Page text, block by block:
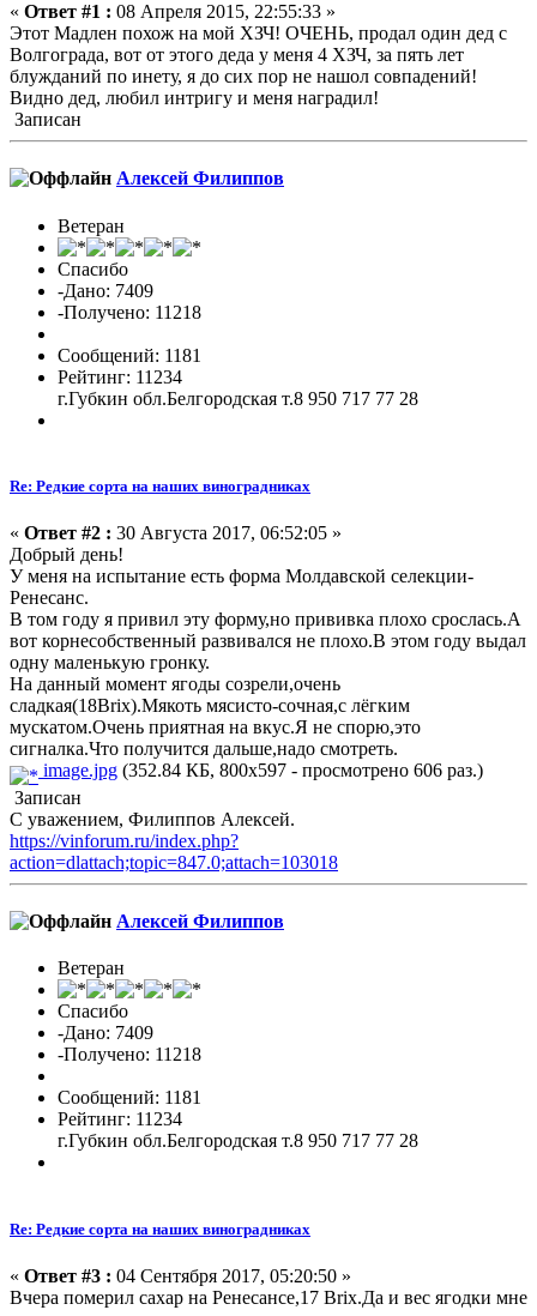
« Ответ #1 : 08 Апреля 2015, 22:55:33 »
Этот Мадлен похож на мой ХЗЧ! ОЧЕНЬ, продал один дед с
Волгограда, вот от этого деда у меня 4 ХЗЧ, за пять лет
блужданий по инету, я до сих пор не нашол совпадений!
Видно дед, любил интригу и меня наградил!
Записан
Алексей Филиппов
Ветеран
Спасибо
-Дано: 7409
-Получено: 11218
Сообщений: 1181
Рейтинг: 11234
г.Губкин обл.Белгородская т.8 950 717 77 28
Re: Редкие сорта на наших виноградниках
« Ответ #2 : 30 Августа 2017, 06:52:05 »
Добрый день!
У меня на испытание есть форма Молдавской селекции-
Ренесанс.
В том году я привил эту форму,но прививка плохо срослась.А
вот корнесобственный развивался не плохо.В этом году выдал
одну маленькую гронку.
На данный момент ягоды созрели,очень
сладкая(18Brix).Мякоть мясисто-сочная,с лёгким
мускатом.Очень приятная на вкус.Я не спорю,это
сигналка.Что получится дальше,надо смотреть.
image.jpg (352.84 КБ, 800x597 - просмотрено 606 раз.)
Записан
С уважением, Филиппов Алексей.
https://vinforum.ru/index.php?
action=dlattach;topic=847.0;attach=103018
Алексей Филиппов
Ветеран
Спасибо
-Дано: 7409
-Получено: 11218
Сообщений: 1181
Рейтинг: 11234
г.Губкин обл.Белгородская т.8 950 717 77 28
Re: Редкие сорта на наших виноградниках
« Ответ #3 : 04 Сентября 2017, 05:20:50 »
Вчера померил сахар на Ренесансе,17 Brix.Да и вес ягодки мне